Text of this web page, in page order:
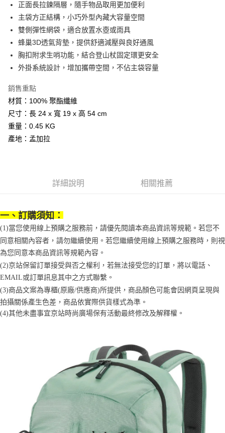
大哥付你分期
相關說明
【大哥付你分期使用說明】
1.本服務由台灣大哥大提供，台灣大哥大用戶可立即使用無須另外申請。
2.付款方式選擇「大哥付你分期」，訂單成立後會自動跳轉到大哥付的交易
流程，驗證手機門號後，選擇欲分期的期數、繳款截止日，確認付款後即完
成交易。
4.訂單成立30分鐘內，如未前往確認交易或遇審核未通過，訂單將自動取
消。如遇「轉專審核」未通過狀況，表示未達大哥付你分期系統評分，恕無
法說明評估內容。
【繳款方式說明】
1.分期款項不併入電信帳單，「大哥付你分期」於每月結算日後寄送繳費提
2.透過簡訊連結打開帳單後，可選擇「超商條碼／台灣大直營門市／銀行轉
1.本服務係由「台灣大哥大股份有限公司」（以下簡稱本公司）所提供，讓
用戶於交易時，得透過本服務購買商品或服務，並由商店將買賣／分期付款
資料（包含姓名、電話或地址）提供予台灣大哥大進項蒐集、處理及利用，
由本公司與您本人進行分期帳單所需資料之確認、核對及更正。
3.完整用戶服務條款，請詳閱以下連結：https://oppay.tw/userRule
AFTEE先享後付
相關說明
【關於「AFTEE先享後付」】
AFTEE先享後付是「在收到商品之後才付款」的支付方式。 讓您購物簡單
１．簡單：不需註冊會員、不需綁卡、不需儲值。
２．便利：只要手機號碼，簡訊認證，即可結帳。
３．安心：先確認商品／服務後，再付款。
【「AFTEE先享後付」結帳流程】
１．於結帳方式選擇「AFTEE先享後付」後，將跳轉至「AFTEE先享後付」
※ 請注意：結帳手續完成當下不需立刻繳費，但若您需要取消訂單，請聯絡
※ 交易是否成功請以「AFTEE先享後付 」之結帳頁面顯示為準，若有關於
是否繳費成功／繳費後需取消欲退款等相關疑問，請聯繫「AFTEE先享後付
客戶支援中心」https://netprotections.freshdesk.com/support/home
【注意事項】
１．透過由恩沛科技股份有限公司提供之「AFTEE先享後付」服務完成之交
易，需依本服務之必要範圍內提供個人資料，並將交易相關給付款項請求債
權轉讓予恩沛科技股份有限公司。
２．關於個人資料處理事宜，請瀏覽以下網址：
https://aftee.tw/terms/#terms3
３．未成年的使用者請事先徵得法定代理人或監護人之同意方可使用
「AFTEE先享後付」，若未經同意申辦者引起之損失，本公司不負相關責
任。
５．嚴禁一人註冊多個帳號或使用他人資訊註冊。若發現惡意使用之情形，
恩沛科技股份有限公司將有權停止該用戶之使用額度並採取法律行動。
ATM付款
運送方式
宅配
每筆NT$100，滿NT$1,200(含以上)免運費
京站台北店客服中心(1F星巴克旁) 即日起不提供京站紙袋，取件時
正面長拉鍊隔層，隨手物品取用更加便利
主袋方正結構，小巧外型內藏大容量空間
雙側彈性網袋，適合放置水壺或雨具
蜂巢3D透氣背墊，提供舒適減壓與良好通風
胸扣附求生哨功能，結合登山杖固定環更安全
外掛系統設計，增加攜帶空間，不佔主袋容量
銷售重點
材質：100% 聚酯纖維
尺寸：長 24 x 寬 19 x 高 54 cm
重量：0.45 KG
產地：孟加拉
詳細說明 相關推薦
一、訂購須知：
(1)當您使用線上預購之服務前，請優先閱讀本商品資訊等規範。若您不
同意相關內容者，請勿繼續使用。若您繼續使用線上預購之服務時，則視
為您同意本商品資訊等規範內容。
(2)京站保留訂單接受與否之權利，若無法接受您的訂單，將以電話、
EMAIL或訂單訊息其中之方式聯繫。
(3)商品文案為專櫃(原廠/供應商)所提供，商品顏色可能會因網頁呈現與
拍攝關係產生色差，商品依實際供貨樣式為準。
(4)其他未盡事宜京站時尚廣場保有活動最終修改及解釋權。